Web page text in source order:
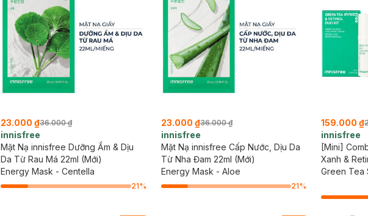
23.000 ₫36.000 ₫
innisfree
Mặt Nạ innisfree Dưỡng Ẩm & Dịu
Da Từ Rau Má 22ml (Mới)
Energy Mask - Centella
21%
23.000 ₫36.000 ₫
innisfree
Mặt Nạ innisfree Cấp Nước, Dịu Da
Từ Nha Đam 22ml (Mới)
Energy Mask - Aloe
21%
159.000 ₫
innisfree
[Mini]
Xanh &
Green Tea
+ Retinol